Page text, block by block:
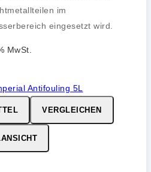
im
eingesetzt wird.
MwSt.
VERGLEICHEN